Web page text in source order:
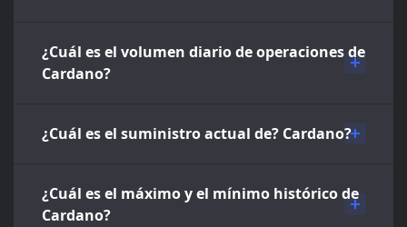
¿Cuál es el volumen diario de operaciones de
Cardano?
¿Cuál es el suministro actual de? Cardano?
¿Cuál es el máximo y el mínimo histórico de
Cardano?